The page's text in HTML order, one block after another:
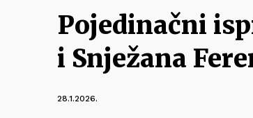
Pojedinačni
i Snježana
28.1.2026.